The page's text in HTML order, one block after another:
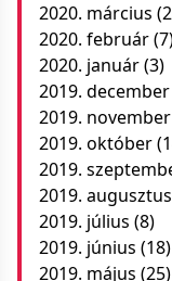
2020. március
2020. február
2020. január(3)
2019. december
2019. november
2019. október
2019.
2019. augusztus
2019. július (8)
2019. június (18)
2019. május (25)